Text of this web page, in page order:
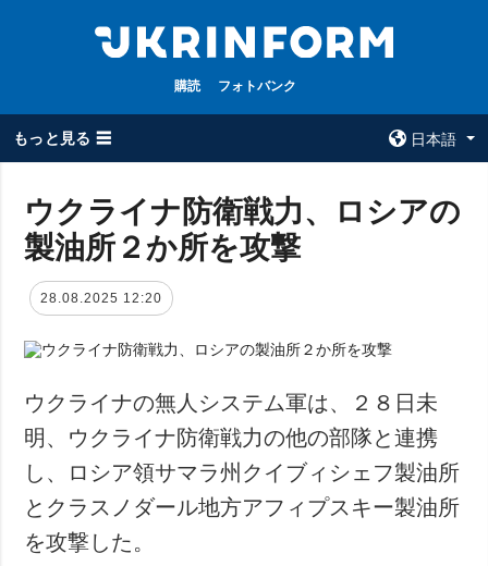
購読 フォトバンク
もっと見る ☰
日本語
全てのトピック
被占領地
政治
防衛
社会・文化
スポーツ
犯罪
事故・緊急事態
ウクルインフォ
コンタクト
ウクライナ防衛戦力、ロシアの
製油所２か所を攻撃
28.08.2025 12:20
ウクライナの無人システム軍は、２８日未
明、ウクライナ防衛戦力の他の部隊と連携
し、ロシア領サマラ州クイブィシェフ製油所
とクラスノダール地方アフィプスキー製油所
を攻撃した。